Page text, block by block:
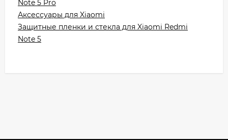
Note 5 Pro
Аксессуары для Xiaomi
Защитные пленки и стекла для Xiaomi Redmi
Note 5